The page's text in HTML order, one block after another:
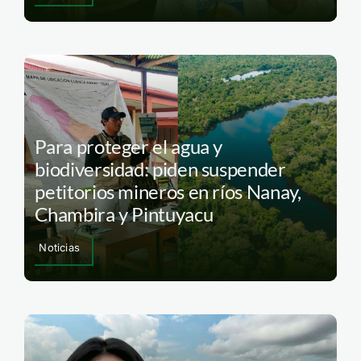
Para proteger el agua y
biodiversidad: piden suspender
petitorios mineros en ríos Nanay,
Chambira y Pintuyacu
Noticias